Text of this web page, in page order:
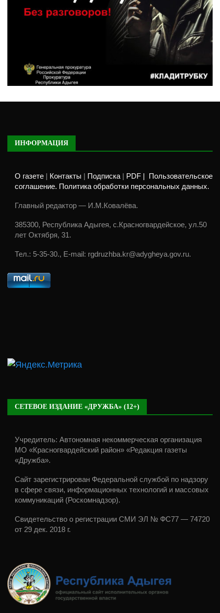
ИНФОРМАЦИЯ
О газете Контакты Подписка| PDF |
Пользовательское
соглашение. Политика обработки персональных данных.
Главный редактор — И.М.Ковалёва.
385300, Республика Адыгея, с.Красногвардейское, ул.50
лет Октября, 31.
Тел.: 5-35-30., E-mail: rgdruzhba.kr@adygheya.gov.ru.
СЕТЕВОЕ ИЗДАНИЕ «ДРУЖБА» (12+)
Учредитель: Автономная некоммерческая организация
МО «Красногвардейский район» «Редакция газеты
«Дружба».
Сайт зарегистрирован Федеральной службой по надзору
в сфере связи, информационных технологий и массовых
коммуникаций (Роскомнадзор).
Свидетельство о регистрации СМИ ЭЛ № ФС77 — 74720
от 29 дек. 2018 г.